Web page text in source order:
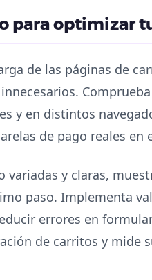
para optimizar
de las páginas de
y en distintos
de pago reales en
variadas y claras,
paso. Implementa
errores en
de carritos y mide